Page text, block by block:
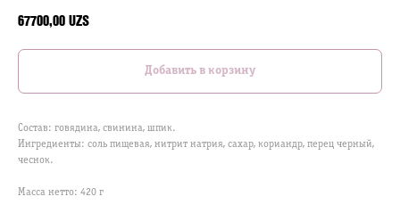
67700,00 UZS
Добавить в корзину
Состав: говядина, свинина, шпик.
Ингредиенты: соль пищевая, нитрит натрия, сахар, кориандр, перец черный,
чеснок.
Масса нетто: 420 г